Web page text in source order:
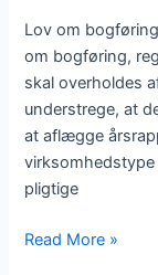
Lov om
om bogføring,
skal overholdes
understrege, at
at aflægge
pligtige
Read More »